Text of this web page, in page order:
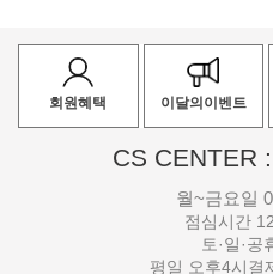
회원혜택 이달의이벤트
CS CENTER
월~금요일
점심시간
토·일·공
평일 오후4시결